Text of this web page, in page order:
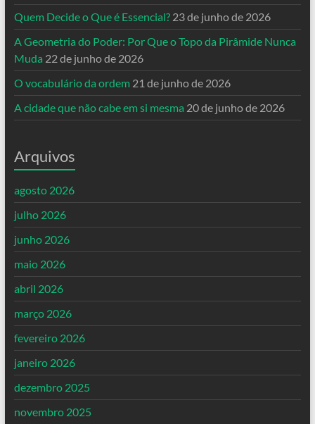
Quem Decide o Que é Essencial? 23 de junho de 2026
A Geometria do Poder: Por Que o Topo da Pirâmide Nunca
Muda 22 de junho de 2026
O vocabulário da ordem 21 de junho de 2026
A cidade que não cabe em si mesma 20 de junho de 2026
Arquivos
agosto 2026
julho 2026
junho 2026
maio 2026
abril 2026
março 2026
fevereiro 2026
janeiro 2026
dezembro 2025
novembro 2025